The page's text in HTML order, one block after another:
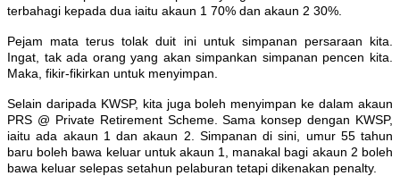
terbahagi kepada dua iaitu akaun 1 70% dan akaun 2 30%.
Pejam mata terus tolak duit ini untuk simpanan persaraan kita.
Ingat, tak ada orang yang akan simpankan simpanan pencen kita.
Maka, fikir-fikirkan untuk menyimpan.
Selain daripada KWSP, kita juga boleh menyimpan ke dalam akaun
PRS @ Private Retirement Scheme. Sama konsep dengan KWSP,
iaitu ada akaun 1 dan akaun 2. Simpanan di sini, umur 55 tahun
baru boleh bawa keluar untuk akaun 1, manakal bagi akaun 2 boleh
bawa keluar selepas setahun pelaburan tetapi dikenakan penalty.